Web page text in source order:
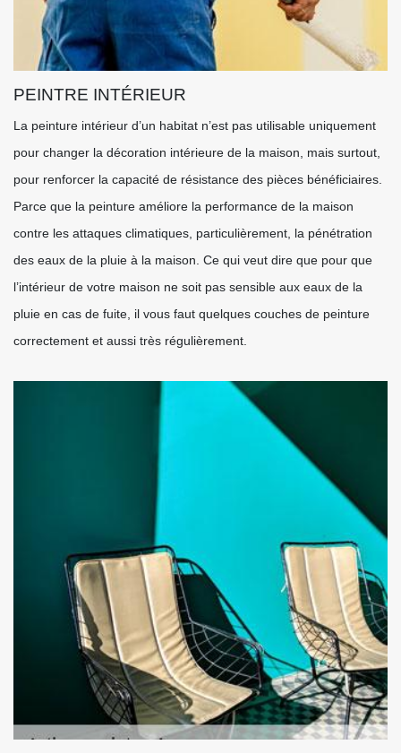
PEINTRE INTÉRIEUR
La peinture intérieur d’un habitat n’est pas utilisable uniquement
pour changer la décoration intérieure de la maison, mais surtout,
pour renforcer la capacité de résistance des pièces bénéficiaires.
Parce que la peinture améliore la performance de la maison
contre les attaques climatiques, particulièrement, la pénétration
des eaux de la pluie à la maison. Ce qui veut dire que pour que
l’intérieur de votre maison ne soit pas sensible aux eaux de la
pluie en cas de fuite, il vous faut quelques couches de peinture
correctement et aussi très régulièrement.